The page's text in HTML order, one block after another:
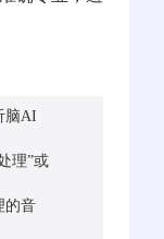
脑AI
理”或
的音